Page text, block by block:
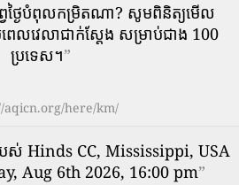
ថ្ងៃ​បំពុល​កម្រិត​ណា? សូមពិនិត្យមើល
លវេលាជាក់ស្តែង សម្រាប់ជាង 100
ប្រទេស។”
aqicn.org/here/km/
ស់ Hinds CC, Mississippi, USA
Aug 6th 2026, 16:00 pm”